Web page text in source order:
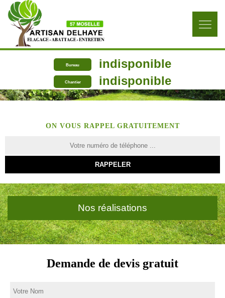
Bureau indisponible
Chantier indisponible
ON VOUS RAPPEL GRATUITEMENT
Nos réalisations
Demande de devis gratuit